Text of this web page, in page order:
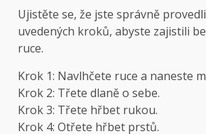
Ujistěte se, že jste správně
uvedených kroků, abyste zajistili
ruce.
Krok 1: Navlhčete ruce a naneste
Krok 2: Třete dlaně o sebe.
Krok 3: Třete hřbet rukou.
Krok 4: Otřete hřbet prstů.